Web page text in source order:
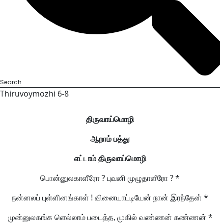
Search
Thiruvoymozhi 6-8
திருவாய்மொழி
ஆறாம் பத்து
எட்டாம் திருவாய்மொழி
பொன்னுலகாளீரோ ? புவனி முழுதாளீரோ ? *
நன்னலப் புள்ளினங்காள் ! வினையாட்டியேன் நான் இரந்தேன் *
முன்னுலகங்க ளெல்லாம் படைத்த, முகில் வண்ணன் கண்ணன் *